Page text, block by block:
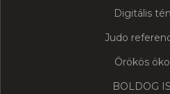
Digitális
Judo
Örökös
BOLDOG